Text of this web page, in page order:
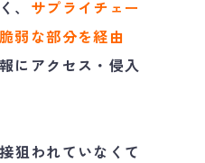
、 サプライチェー
弱な部分を経由
にアクセス・侵入
狙われていなくて